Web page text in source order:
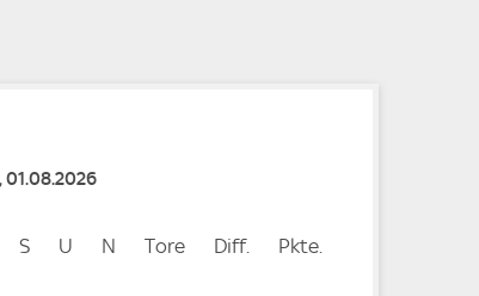
01.08.2026
Spiele
SSiege
U Unentschieden
N Niederlagen
Tore ToreDiff. Differenz
Pkte.